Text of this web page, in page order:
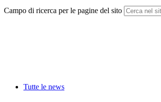
Campo di ricerca per le pagine del sito
Tutte le news